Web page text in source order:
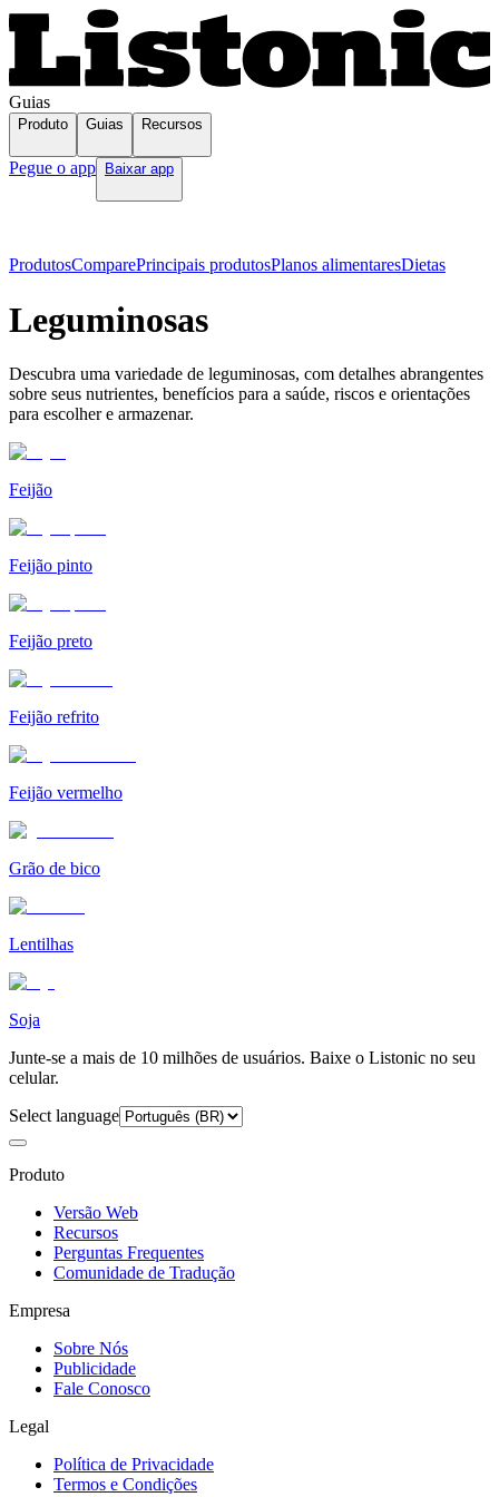
Guias
Produto Guias Recursos
Pegue o app Baixar app
ProdutosComparePrincipais produtosPlanos alimentaresDietas
Leguminosas
Descubra uma variedade de leguminosas, com detalhes abrangentes
sobre seus nutrientes, benefícios para a saúde, riscos e orientações
para escolher e armazenar.
Feijão
Feijão pinto
Feijão preto
Feijão refrito
Feijão vermelho
Grão de bico
Lentilhas
Soja
Junte-se a mais de 10 milhões de usuários. Baixe o Listonic no seu
celular.
Select language
Produto
Versão Web
Recursos
Perguntas Frequentes
Comunidade de Tradução
Empresa
Sobre Nós
Publicidade
Fale Conosco
Legal
Política de Privacidade
Termos e Condições